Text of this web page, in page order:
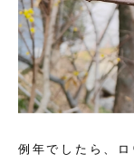
例年でしたら、